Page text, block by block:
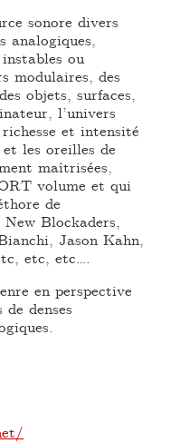
sonore divers
ou
modulaires, des
objets, surfaces,
l’univers
et intensité
les oreilles de
maîtrisées,
volume et qui
de
Blockaders,
Jason Kahn,
etc, etc….
en perspective
denses